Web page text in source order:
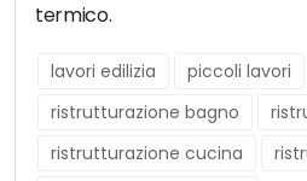
termico.
lavori edilizia piccoli lavori
ristrutturazione bagno
ristrutturazione cucina